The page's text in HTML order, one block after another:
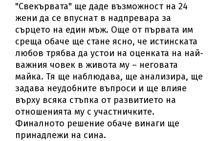
"Свекървата" ще даде възможност на 24
жени да се впуснат в надпревара за
сърцето на един мъж. Още от първата им
среща обаче ще стане ясно, че истинската
любов трябва да устои на оценката на най-
важния човек в живота му – неговата
майка. Тя ще наблюдава, ще анализира, ще
задава неудобните въпроси и ще влияе
върху всяка стъпка от развитието на
отношенията му с участничките.
Финалното решение обаче винаги ще
принадлежи на сина.